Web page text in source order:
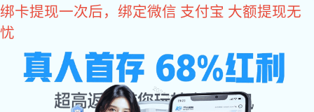
星空电子